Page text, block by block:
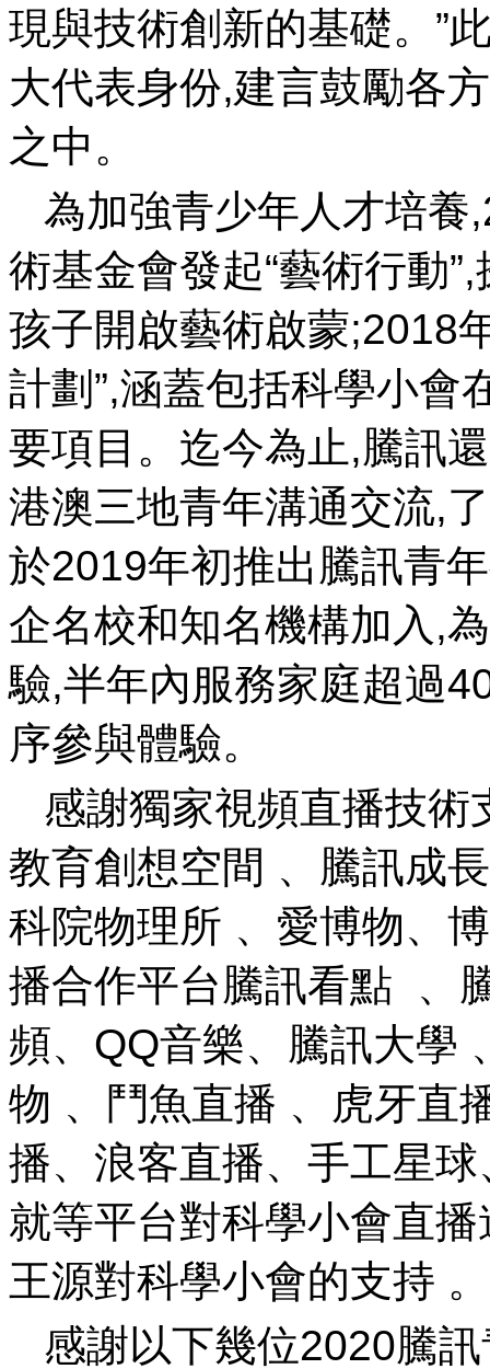
現與技術創新的基礎
大代表身份,建言鼓勵各
之中 。
為加強青少年人才培
術基金會發起“藝術行動
孩子開啟藝術啟蒙;2018
計劃”,涵蓋包括科學小會
要項目。迄今為止,騰
港澳三地青年溝通交流,
於2019年初推出騰訊青
企名校和知名機構加入,
驗,半年內服務家庭超過
序參與體驗 。
感謝獨家視頻直播技
教育創想空間  、騰訊成長
科院物理所 、愛博物
播合作平台騰訊看點 、騰
頻、QQ音樂 、騰訊大學
物 、鬥魚直播 、虎
播、浪客直播、手
就等平台對科學小會直
王源對科學小會的支持 。
感謝以下幾位2020騰